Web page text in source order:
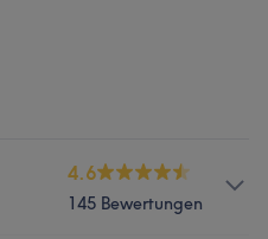
4.6
145 Bewertungen